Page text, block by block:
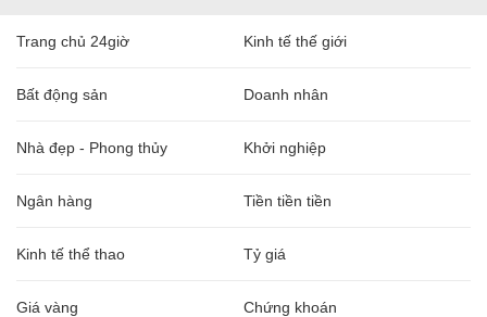
Trang chủ 24giờ Kinh tế thế giới
Bất động sản Doanh nhân
Nhà đẹp - Phong thủy Khởi nghiệp
Ngân hàng Tiền tiền tiền
Kinh tế thể thao Tỷ giá
Giá vàng Chứng khoán